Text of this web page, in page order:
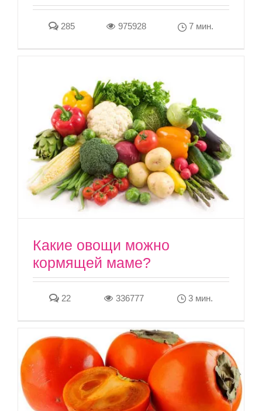
285 975928 7 мин.
Какие овощи можно
кормящей маме?
22 336777 3 мин.